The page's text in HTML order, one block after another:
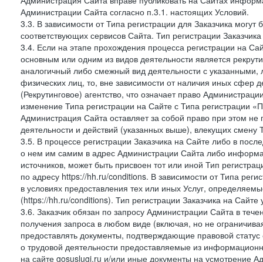
Администрации Сайта согласно п.3.1. настоящих Условий.
3.3. В зависимости от Типа регистрации для Заказчика
соответствующих сервисов Сайта. Тип регистрации
3.4. Если на этапе прохождения процесса регистрации на
основным или одним из видов деятельности является
аналогичный либо смежный вид деятельности с
физических лиц, то, вне зависимости от наличия иных сфер
(Рекрутинговое) агентство, что означает право
изменение Типа регистрации на Сайте с Типа регистрации
Администрация Сайта оставляет за собой право при этом не
деятельности и действий (указанных выше), влекущих смену
3.5. В процессе регистрации Заказчика на Сайте либо в
о нем им самим в адрес Администрации Сайта либо
источников, может быть присвоен тот или иной Тип
по адресу https://hh.ru/conditions. В зависимости от Типа
в условиях предоставления тех или иных Услуг,
(https://hh.ru/conditions). Тип регистрации Заказчика на
3.6. Заказчик обязан по запросу Администрации Сайта в
получения запроса в любом виде (включая, но не
предоставлять документы, подтверждающие правовой
о трудовой деятельности предоставляемые из
на сайте gosuslugi.ru и/или иные документы на усмотрение